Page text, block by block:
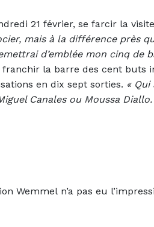
21 février, se farcir la
mais à la différence près
d’emblée mon cinq de
franchir la barre des cent buts
en dix sept sorties. « Qui
Canales ou Moussa Diallo.
Wemmel n’a pas eu